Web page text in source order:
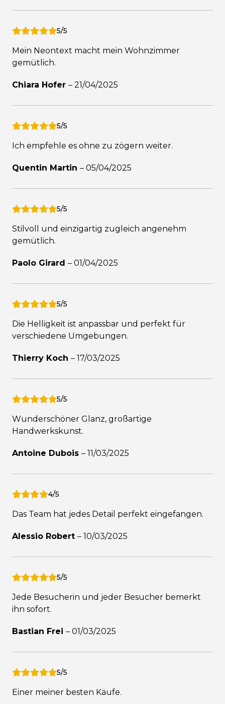
5/5
Mein Neontext macht mein Wohnzimmer
gemütlich.
Chiara Hofer – 21/04/2025
5/5
Ich empfehle es ohne zu zögern weiter.
Quentin Martin – 05/04/2025
5/5
Stilvoll und einzigartig zugleich angenehm
gemütlich.
Paolo Girard – 01/04/2025
5/5
Die Helligkeit ist anpassbar und perfekt für
verschiedene Umgebungen.
Thierry Koch – 17/03/2025
5/5
Wunderschöner Glanz, großartige
Handwerkskunst.
Antoine Dubois – 11/03/2025
4/5
Das Team hat jedes Detail perfekt eingefangen.
Alessio Robert – 10/03/2025
5/5
Jede Besucherin und jeder Besucher bemerkt
ihn sofort.
Bastian Frei – 01/03/2025
5/5
Einer meiner besten Käufe.